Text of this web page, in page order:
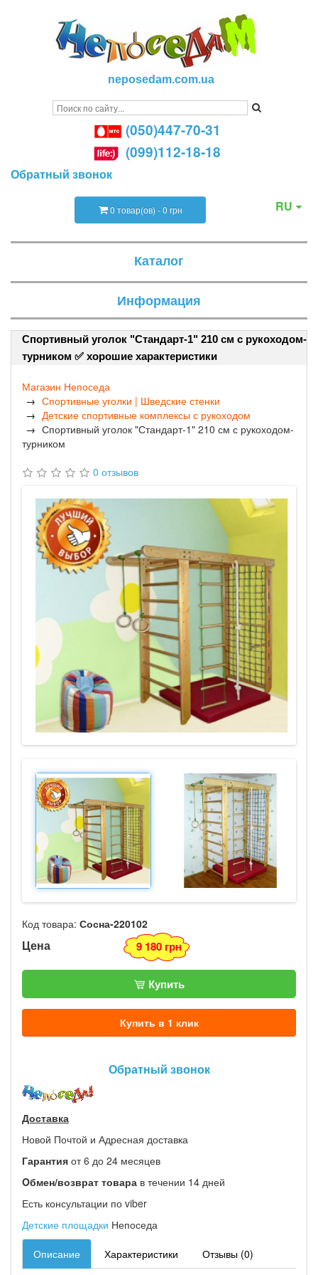
neposedam.com.ua
(050)447-70-31
(099)112-18-18
Обратный звонок
RU
0 товар(ов) - 0 грн
Каталог
Информация
Спортивный уголок "Стандарт-1" 210 см с рукоходом-
турником ✅ хорошие характеристики
Магазин Непоседа
Спортивные уголки | Шведские стенки
Детские спортивные комплексы с рукоходом
Спортивный уголок "Стандарт-1" 210 см с рукоходом-
турником
0 отзывов
Код товара: Сосна-220102
Цена 9 180 грн
Купить
Купить в 1 клик
Обратный звонок
Доставка
Новой Почтой и Адресная доставка
Гарантия от 6 до 24 месяцев
Oбмен/возврат товара в течении 14 дней
Есть консультации по viber
Детские площадки Непоседа
Описание Характеристики Отзывы (0)